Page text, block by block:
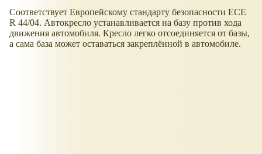
Соответствует Европейскому стандарту безопасности ECE
R 44/04. Автокресло устанавливается на базу против хода
движения автомобиля. Кресло легко отсоединяется от базы,
а сама база может оставаться закреплённой в автомобиле.